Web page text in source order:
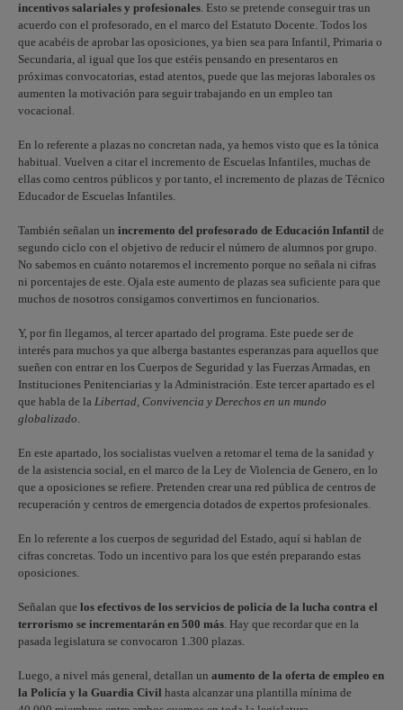
incentivos salariales y profesionales. Esto se pretende conseguir tras un
acuerdo con el profesorado, en el marco del Estatuto Docente. Todos los
que acabéis de aprobar las oposiciones, ya bien sea para Infantil, Primaria o
Secundaria, al igual que los que estéis pensando en presentaros en
próximas convocatorias, estad atentos, puede que las mejoras laborales os
aumenten la motivación para seguir trabajando en un empleo tan
vocacional.
En lo referente a plazas no concretan nada, ya hemos visto que es la tónica
habitual. Vuelven a citar el incremento de Escuelas Infantiles, muchas de
ellas como centros públicos y por tanto, el incremento de plazas de Técnico
Educador de Escuelas Infantiles.
También señalan un incremento del profesorado de Educación Infantil de
segundo ciclo con el objetivo de reducir el número de alumnos por grupo.
No sabemos en cuánto notaremos el incremento porque no señala ni cifras
ni porcentajes de este. Ojala este aumento de plazas sea suficiente para que
muchos de nosotros consigamos convertirnos en funcionarios.
Y, por fin llegamos, al tercer apartado del programa. Este puede ser de
interés para muchos ya que alberga bastantes esperanzas para aquellos que
sueñen con entrar en los Cuerpos de Seguridad y las Fuerzas Armadas, en
Instituciones Penitenciarias y la Administración. Este tercer apartado es el
que habla de la Libertad, Convivencia y Derechos en un mundo
globalizado.
En este apartado, los socialistas vuelven a retomar el tema de la sanidad y
de la asistencia social, en el marco de la Ley de Violencia de Genero, en lo
que a oposiciones se refiere. Pretenden crear una red pública de centros de
recuperación y centros de emergencia dotados de expertos profesionales.
En lo referente a los cuerpos de seguridad del Estado, aquí si hablan de
cifras concretas. Todo un incentivo para los que estén preparando estas
oposiciones.
Señalan que los efectivos de los servicios de policía de la lucha contra el
terrorismo se incrementarán en 500 más. Hay que recordar que en la
pasada legislatura se convocaron 1.300 plazas.
Luego, a nivel más general, detallan un aumento de la oferta de empleo en
la Policía y la Guardia Civil hasta alcanzar una plantilla mínima de